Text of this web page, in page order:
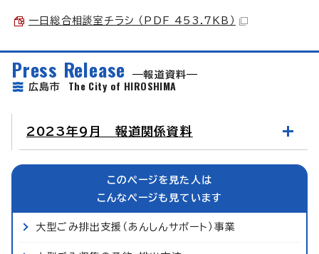
一日総合相談室チラシ （PDF 453.7KB）
Press Release
報道資料
広島市 The City of HIROSHIMA
2023年9月 報道関係資料
このページを見た人は
こんなページも見ています
大型ごみ排出支援（あんしんサポート）事業